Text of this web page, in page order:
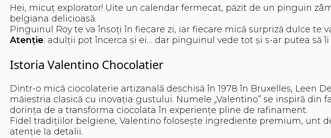
Hei, micuț explorator! Uite un calendar fermecat, păzit de un pinguin
belgiana delicioasă.
Pinguinul Roy te va însoți în fiecare zi, iar fiecare mică surpriză dulce te
Atenție: adulții pot încerca și ei… dar pinguinul vede tot și s-ar putea să
Istoria Valentino Chocolatier
Dintr-o mică ciocolaterie artizanală deschisă în 1978 în Bruxelles, Leen
măiestria clasică cu inovația gustului. Numele „Valentino” se inspiră
dorința de a transforma ciocolata în experiențe pline de rafinament.
Fidel tradițiilor belgiene, Valentino folosește ingrediente premium, unt
atenție la detalii.